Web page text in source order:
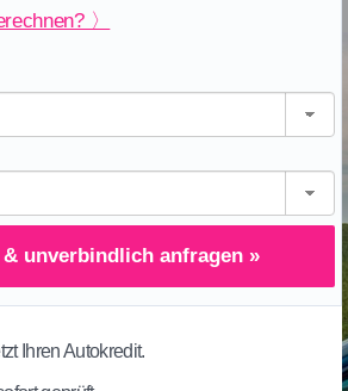
〉
unverbindlich anfragen »
Ihren Autokredit.